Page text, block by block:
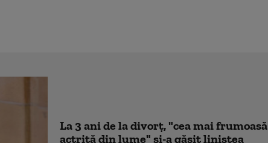
La 3 ani de la divorț, "cea mai frumoasă
actriță din lume" și-a găsit liniștea